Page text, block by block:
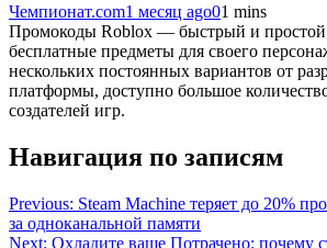
Чемпионат.com1 месяц ago01 mins
Промокоды Roblox — быстрый и простой
бесплатные предметы для своего
нескольких постоянных вариантов от
платформы, доступно большое
создателей игр.
Навигация по записям
Previous: Steam Machine теряет до 20%
за одноканальной памяти
Next: Охладите ваше Потрачено: почему